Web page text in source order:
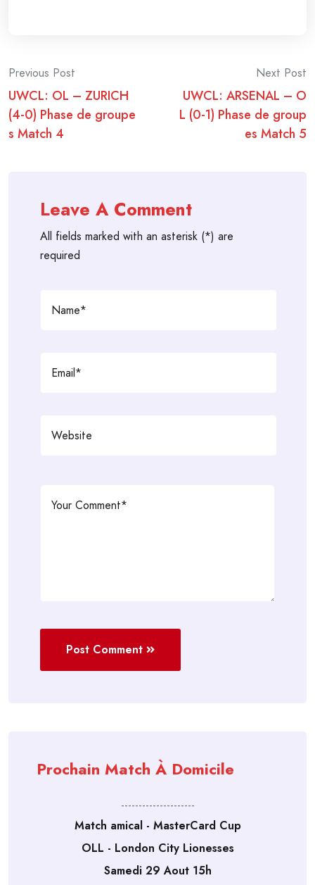
Post
navigation
Previous Post
UWCL: OL – ZURICH
(4-0) Phase de groupe
s Match 4
Next Post
UWCL: ARSENAL – O
L (0-1) Phase de group
es Match 5
Leave A Comment
All fields marked with an asterisk (*) are
required
Post Comment
Prochain Match À Domicile
---------------------
Match amical - MasterCard Cup
OLL - London City Lionesses
Samedi 29 Aout 15h